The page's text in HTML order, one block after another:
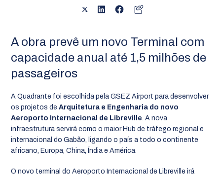
A obra prevê um novo Terminal com
capacidade anual até 1,5 milhões de
passageiros
A Quadrante foi escolhida pela GSEZ Airport para desenvolver
os projetos deArquitetura e Engenharia do novo
Aeroporto Internacional de Libreville. A nova
infraestrutura servirá como o maior Hub de tráfego regional e
internacional do Gabão, ligando o país a todo o continente
africano, Europa, China, Índia e América.
O novo terminal do Aeroporto Internacional de Libreville irá